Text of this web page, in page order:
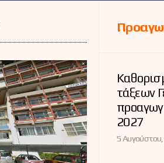
τάξεων
2027
5